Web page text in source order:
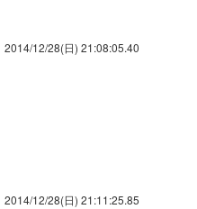
2014/12/28(日) 21:08:05.40
2014/12/28(日) 21:11:25.85